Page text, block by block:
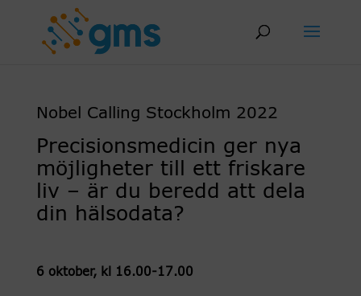
Nobel Calling Stockholm 2022
Precisionsmedicin ger nya
möjligheter till ett friskare
liv – är du beredd att dela
din hälsodata?
6 oktober, kl 16.00-17.00